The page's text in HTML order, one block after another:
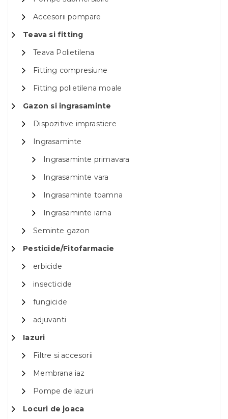
Accesorii pompare
Teava si fitting
Teava Polietilena
Fitting compresiune
Fitting polietilena moale
Gazon si ingrasaminte
Dispozitive imprastiere
Ingrasaminte
Ingrasaminte primavara
Ingrasaminte vara
Ingrasaminte toamna
Ingrasaminte iarna
Seminte gazon
Pesticide/Fitofarmacie
erbicide
insecticide
fungicide
adjuvanti
Iazuri
Filtre si accesorii
Membrana iaz
Pompe de iazuri
Locuri de joaca